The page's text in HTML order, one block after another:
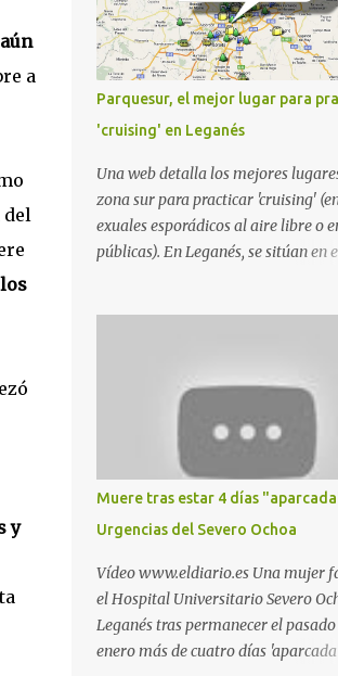
aún
a
del
y
Parquesur, el mejor lugar para
'cruising' en Leganés
Una web detalla los mejores
zona sur para practicar 'cruising'
exuales esporádicos al aire libre o
públicas). En Leganés, se sitúan en
indica esta información recopilada
propios practicantes. 'Ante la crisis,
señalan. "Cruising: Parquesur: para
baños junto a Burger King o H&M. Y
pillado pareja ocacional, parking
subterráneo de Leroy Merlin. Otro
para el 'cruising' es enfrente al
(junto al estadio municipal de
caminos entre el estadio y Plaza
lugar: Escombrera de Polvoranca,
Leganés y Móstoles También en el
Muere tras estar 4 días
Urgencias del Severo Ochoa
Vídeo www.eldiario.es Una mujer
el Hospital Universitario Severo
Leganés tras permanecer el pasado
enero más de cuatro días